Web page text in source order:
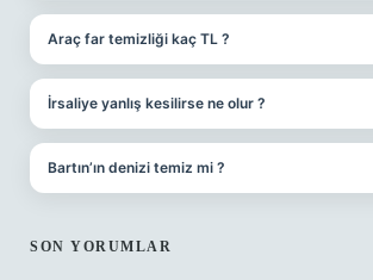
Araç far temizliği kaç TL ?
İrsaliye yanlış kesilirse ne olur ?
Bartın’ın denizi temiz mi ?
SON YORUMLAR